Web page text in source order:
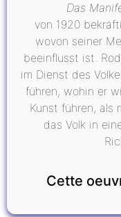
Das
von 1920
wovon seiner
beeinflusst ist.
im Dienst des
führen, wohin er
Kunst führen, als
das Volk in
Cette